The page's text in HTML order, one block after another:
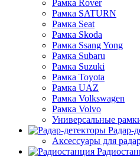
Рамка Rover
Рамка SATURN
Рамка Seat
Рамка Skoda
Рамка Ssang Yong
Рамка Subaru
Рамка Suzuki
Рамка Toyota
Рамка UAZ
Рамка Volkswagen
Рамка Volvo
Универсальные
Радар-
Аксессуары для